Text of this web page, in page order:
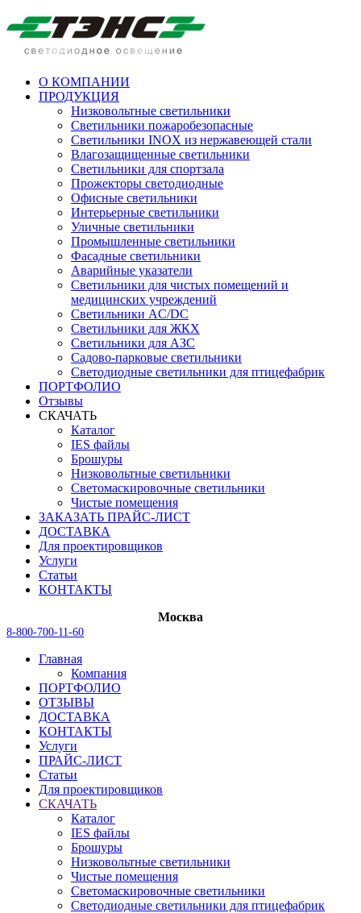
О КОМПАНИИ
ПРОДУКЦИЯ
Низковольтные светильники
Cветильники пожаробезопасные
Светильники INOX из нержавеющей стали
Влагозащищенные светильники
Светильники для спортзала
Прожекторы светодиодные
Офисные светильники
Интерьерные светильники
Уличные светильники
Промышленные светильники
Фасадные светильники
Аварийные указатели
Светильники для чистых помещений и
медицинских учреждений
Светильники AC/DC
Светильники для ЖКХ
Светильники для АЗС
Садово-парковые светильники
Светодиодные светильники для птицефабрик
ПОРТФОЛИО
Отзывы
СКАЧАТЬ
Каталог
IES файлы
Брошуры
Низковольтные светильники
Светомаскировочные светильники
Чистые помещения
ЗАКАЗАТЬ ПРАЙС-ЛИСТ
ДОСТАВКА
Для проектировщиков
Услуги
Статьи
КОНТАКТЫ
Москва
8-800-700-11-60
Главная
Компания
ПОРТФОЛИО
ОТЗЫВЫ
ДОСТАВКА
КОНТАКТЫ
Услуги
ПРАЙС-ЛИСТ
Статьи
Для проектировщиков
СКАЧАТЬ
Каталог
IES файлы
Брошуры
Низковольтные светильники
Чистые помещения
Светомаскировочные светильники
Светодиодные светильники для птицефабрик